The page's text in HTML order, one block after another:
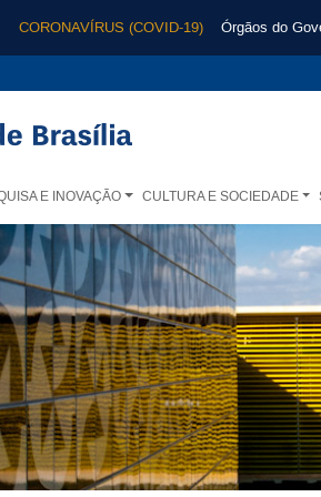
CORONAVÍRUS (COVID-19) Órgãos do
E INOVAÇÃO CULTURA E SOCIEDADE